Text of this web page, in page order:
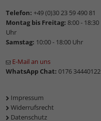
Telefon: +49 (0)30 23 59 490 81
Montag bis Freitag: 8:00 - 18:30
Uhr
Samstag: 10:00 - 18:00 Uhr
E-Mail an uns
WhatsApp Chat: 0176 34440122
Impressum
Widerrufsrecht
Datenschutz